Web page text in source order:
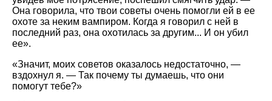
Она говорила, что твои советы очень помогли ей в ее
охоте за неким вампиром. Когда я говорил с ней в
последний раз, она охотилась за другим... И он убил
ее».
«Значит, моих советов оказалось недостаточно, —
вздохнул я. — Так почему ты думаешь, что они
помогут тебе?»